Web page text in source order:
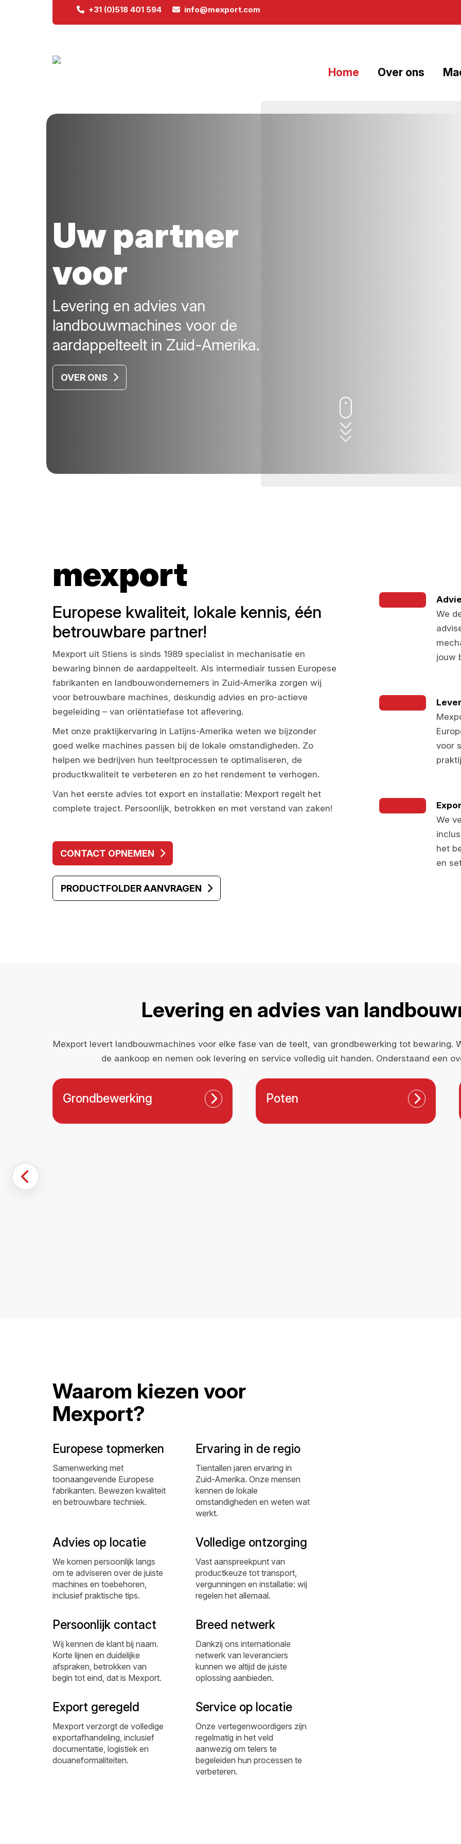
+31 (0)518 401 594 info@mexport.com
Home Over ons
Uw partner
voor
Levering en advies van
landbouwmachines voor de
aardappelteelt in Zuid-Amerika.
OVER ONS
mexport
Europese kwaliteit, lokale kennis, één
betrouwbare partner!
Mexport uit Stiens is sinds 1989 specialist in mechanisatie en
bewaring binnen de aardappelteelt. Als intermediair tussen Europese
fabrikanten en landbouwondernemers in Zuid-Amerika zorgen wij
voor betrouwbare machines, deskundig advies en pro-actieve
begeleiding – van oriëntatiefase tot aflevering.
Met onze praktijkervaring in Latijns-Amerika weten we bijzonder
goed welke machines passen bij de lokale omstandigheden. Zo
helpen we bedrijven hun teeltprocessen te optimaliseren, de
productkwaliteit te verbeteren en zo het rendement te verhogen.
Van het eerste advies tot export en installatie: Mexport regelt het
complete traject. Persoonlijk, betrokken en met verstand van zaken!
CONTACT OPNEMEN
PRODUCTFOLDER AANVRAGEN
We
jouw
voor
We
het
en
Levering en advies van
Mexport levert landbouwmachines voor elke fase van de teelt, van grondbewerking tot bewaring.
de aankoop en nemen ook levering en service volledig uit handen. Onderstaand een
Grondbewerking Poten
Waarom kiezen voor
Mexport?
Europese topmerken
Samenwerking met
toonaangevende Europese
fabrikanten. Bewezen kwaliteit
en betrouwbare techniek.
Ervaring in de regio
Tientallen jaren ervaring in
Zuid-Amerika. Onze mensen
kennen de lokale
omstandigheden en weten wat
werkt.
Advies op locatie
We komen persoonlijk langs
om te adviseren over de juiste
machines en toebehoren,
inclusief praktische tips.
Volledige ontzorging
Vast aanspreekpunt van
productkeuze tot transport,
vergunningen en installatie: wij
regelen het allemaal.
Persoonlijk contact
Wij kennen de klant bij naam.
Korte lijnen en duidelijke
afspraken, betrokken van
begin tot eind, dat is Mexport.
Breed netwerk
Dankzij ons internationale
netwerk van leveranciers
kunnen we altijd de juiste
oplossing aanbieden.
Export geregeld
Mexport verzorgt de volledige
exportafhandeling, inclusief
documentatie, logistiek en
douaneformaliteiten.
Service op locatie
Onze vertegenwoordigers zijn
regelmatig in het veld
aanwezig om telers te
begeleiden hun processen te
verbeteren.